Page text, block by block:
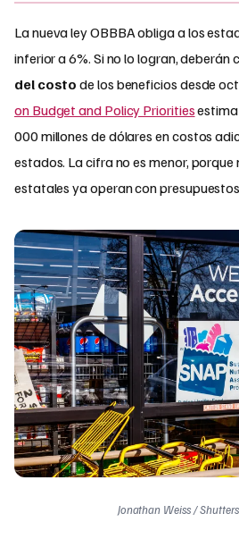
La nueva ley OBBBA obliga a los
inferior a 6%. Si no lo logran, deberán
del costo de los beneficios desde
on Budget and Policy Priorities
000 millones de dólares en costos
estados. La cifra no es menor,
estatales ya operan con
Jonathan Weiss /